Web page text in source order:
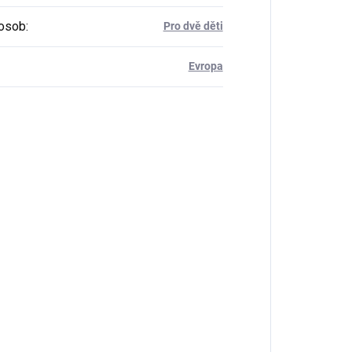
: Pro dvě děti
Evropa